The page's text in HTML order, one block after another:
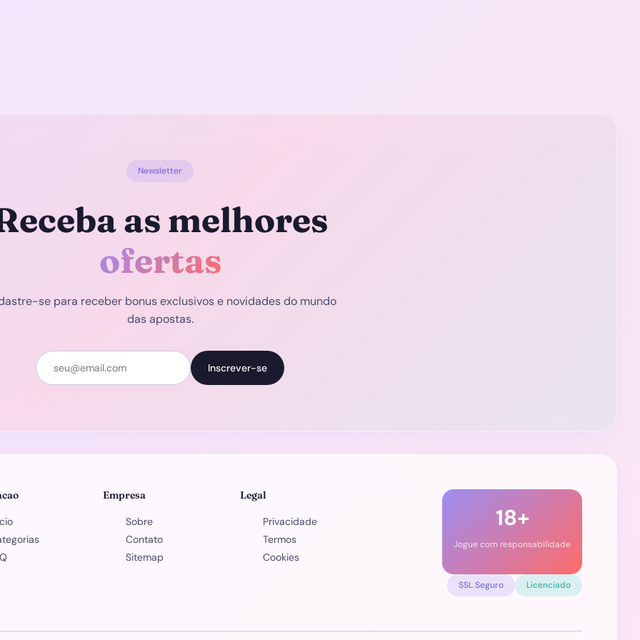
Newsletter
as melhores
ofertas
se para receber bonus exclusivos e novidades do mundo
das apostas.
Inscrever-se
Empresa
Sobre
Contato
Sitemap
Legal
Privacidade
Termos
Cookies
18+
Jogue com responsabilidade
SSL Seguro Licenciado